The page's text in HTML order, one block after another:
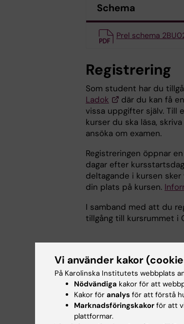
Schema
Prel schema
Registrering
Som student har du
Ladok
där du kan få
vissa uppgifter själv. Till
kurser du ska läsa,
ansöka om examen.
Registreringen öppnar
dagar efter
deltagande i kursen
din plats på kursen.
I samband med att du
tillgång till kursrummet i
Canvas
Canvas är den
hittar du bland annat
kontakten med lärare
kommer all information
lärplattformen Canvas.
Vi använder kakor
På Karolinska Institutets webbplats
Nödvändiga kakor för att
Kakor för analys för att förstå
Marknadsföringskakor för att
plattformar.